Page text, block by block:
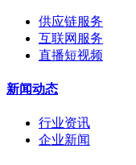
供应链服务
互联网服务
直播短视频
新闻动态
行业资讯
企业新闻